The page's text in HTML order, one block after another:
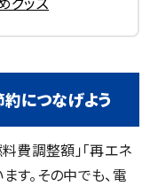
につなげよう
費調整額」「再エネ
す。その中でも、電